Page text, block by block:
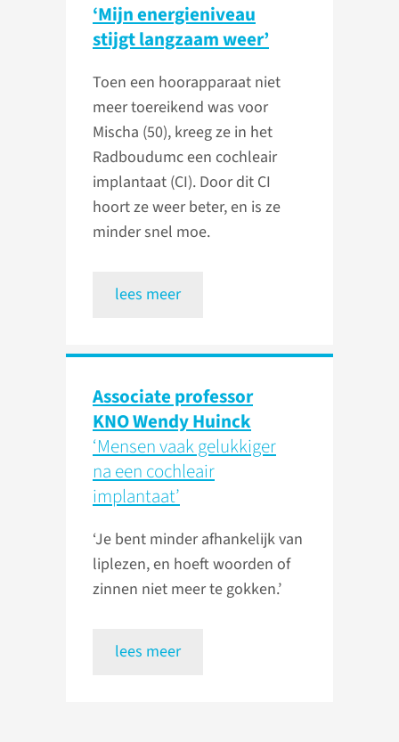
‘Mijn energieniveau
stijgt langzaam weer’
Toen een hoorapparaat niet
meer toereikend was voor
Mischa (50), kreeg ze in het
Radboudumc een cochleair
implantaat (CI). Door dit CI
hoort ze weer beter, en is ze
minder snel moe.
lees meer
Associate professor
KNO Wendy Huinck
‘Mensen vaak gelukkiger
na een cochleair
implantaat’
‘Je bent minder afhankelijk van
liplezen, en hoeft woorden of
zinnen niet meer te gokken.’
lees meer